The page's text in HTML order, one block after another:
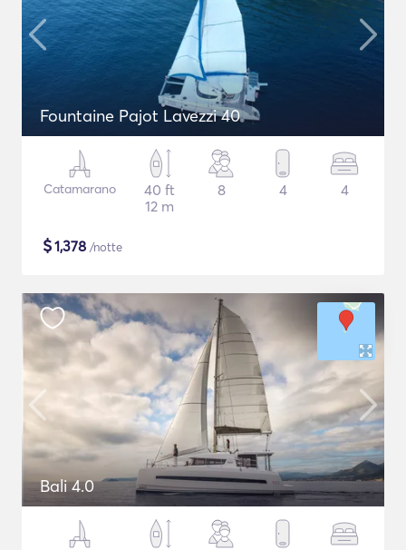
Fountaine Pajot Lavezzi 40
Catamarano
40 ft
12 m
8 4 4
$1,378 /notte
Bali 4.0